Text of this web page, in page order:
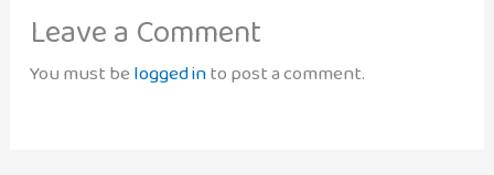
Leave a Comment
You must belogged into post a comment.